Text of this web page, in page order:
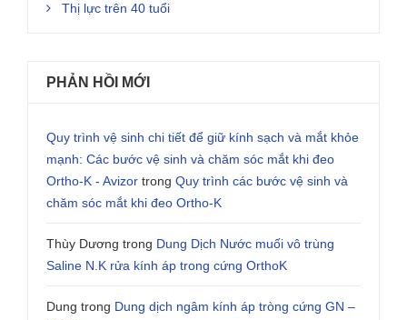
Thị lực trên 40 tuổi
PHẢN HỒI MỚI
Quy trình vệ sinh chi tiết để giữ kính sạch và mắt khỏe
mạnh: Các bước vệ sinh và chăm sóc mắt khi đeo
Ortho-K - Avizor trong Quy trình các bước vệ sinh và
chăm sóc mắt khi đeo Ortho-K
Thùy Dương trong Dung Dịch Nước muối vô trùng
Saline N.K rửa kính áp trong cứng OrthoK
Dung trong Dung dịch ngâm kính áp tròng cứng GN –